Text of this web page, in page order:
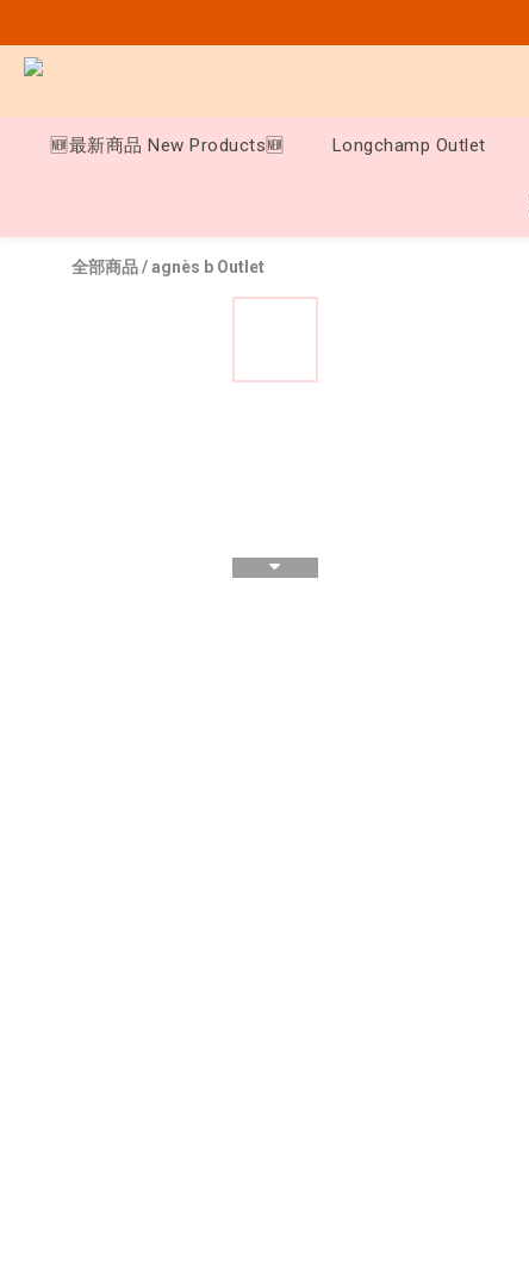
🆕最新商品 New Products🆕 Longchamp Outlet
全部商品/agnès b Outlet